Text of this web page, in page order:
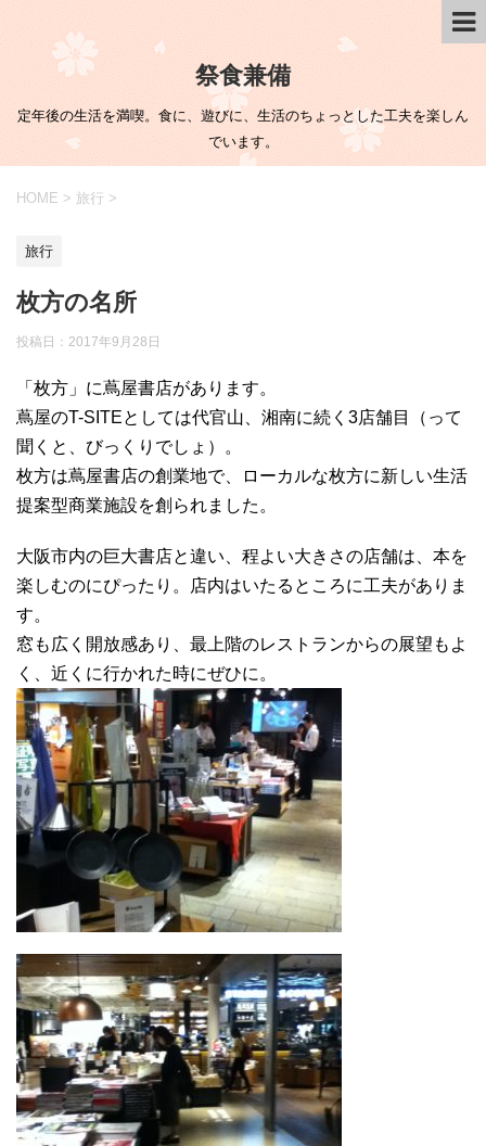
祭食兼備
定年後の生活を満喫。食に、遊びに、生活のちょっとした工夫を楽しん
でいます。
HOME > 旅行 >
旅行
枚方の名所
投稿日： 2017年9月28日
「枚方」に蔦屋書店があります。
蔦屋のT-SITEとしては代官山、湘南に続く3店舗目（って
聞くと、びっくりでしょ）。
枚方は蔦屋書店の創業地で、ローカルな枚方に新しい生活
提案型商業施設を創られました。
大阪市内の巨大書店と違い、程よい大きさの店舗は、本を
楽しむのにぴったり。店内はいたるところに工夫がありま
す。
窓も広く開放感あり、最上階のレストランからの展望もよ
く、近くに行かれた時にぜひに。